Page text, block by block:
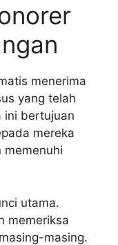
menerima
yang telah
ini bertujuan
mereka
memenuhi
utama.
memeriksa
masing.